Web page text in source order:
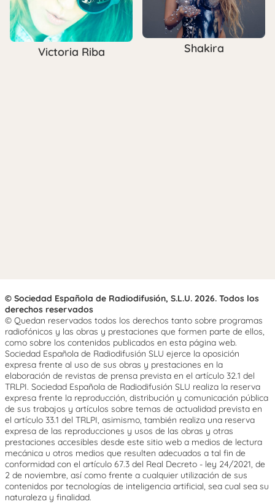
Victoria Riba Shakira
© Sociedad Española de Radiodifusión, S.L.U. 2026. Todos los
derechos reservados
© Quedan reservados todos los derechos tanto sobre programas
radiofónicos y las obras y prestaciones que formen parte de ellos,
como sobre los contenidos publicados en esta página web.
Sociedad Española de Radiodifusión SLU ejerce la oposición
expresa frente al uso de sus obras y prestaciones en la
elaboración de revistas de prensa prevista en el artículo 32.1 del
TRLPI. Sociedad Española de Radiodifusión SLU realiza la reserva
expresa frente la reproducción, distribución y comunicación pública
de sus trabajos y artículos sobre temas de actualidad prevista en
el artículo 33.1 del TRLPI, asimismo, también realiza una reserva
expresa de las reproducciones y usos de las obras y otras
prestaciones accesibles desde este sitio web a medios de lectura
mecánica u otros medios que resulten adecuados a tal fin de
conformidad con el artículo 67.3 del Real Decreto - ley 24/2021, de
2 de noviembre, así como frente a cualquier utilización de sus
contenidos por tecnologías de inteligencia artificial, sea cual sea su
naturaleza y finalidad.